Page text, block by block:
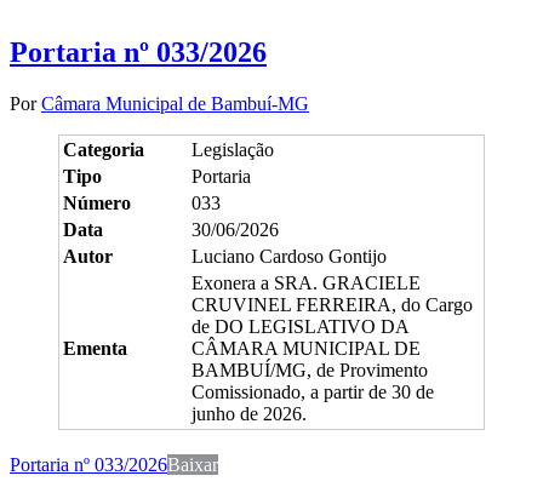
Portaria nº 033/2026
PorCâmara Municipal de Bambuí-MG
Categoria
Legislação
Tipo
Portaria
Número
033
Data
30/06/2026
Autor
Luciano Cardoso Gontijo
Ementa
Exonera a SRA. GRACIELE
CRUVINEL FERREIRA, do Cargo
de DO LEGISLATIVO DA
CÂMARA MUNICIPAL DE
BAMBUÍ/MG, de Provimento
Comissionado, a partir de 30 de
junho de 2026.
Portaria nº 033/2026Baixar